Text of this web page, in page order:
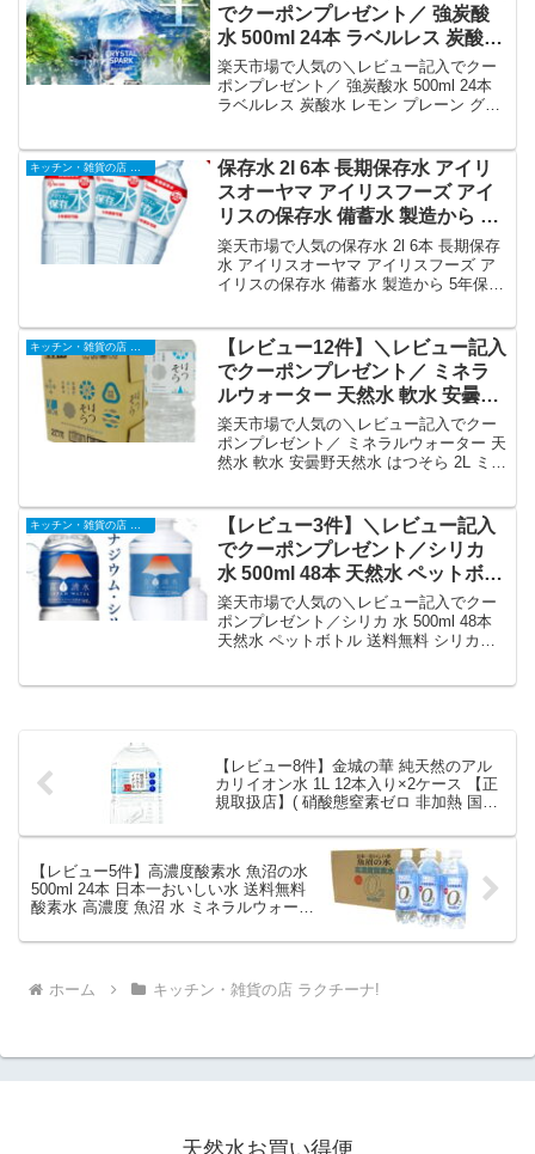
販売中（送料込み・ポイント1倍）。実ユ
ーザーレビュー0件・平均評価0の商品情
報・購入方法まとめ。
でクーポンプレゼント／ 強炭酸
水 500ml 24本 ラベルレス 炭酸水
レモン プレーン グレープフルー
ツ 送料無料 炭酸 24 富士山の強炭
酸水 ケース アイリスフーズ
パーク アイリスオーヤマ｜価
格・送料・ポイント還元まとめ
楽天市場で人気の＼レビュー記入でクー
ポンプレゼント／ 強炭酸水 500ml 24本
ラベルレス 炭酸水 レモン プレーン グレ
CRYSTALSPARK クリスタルスパーク ア
イリスオーヤマを徹底解説。キッチン・
雑貨の店 ラクチーナ!から1,580円で販売
中（送料込み・ポイント1倍）。実ユーザ
ーレビュー25件・平均評価4.84の商品情
報・購入方法まとめ。
キッチン・雑貨の店 ラクチーナ!
保存水 2l 6本 長期保存水 アイリ
スオーヤマ アイリスフーズ アイ
リスの保存水 備蓄水 製造から 5
年保存 防災グッズ 水 2リットル
ペットボトル 車載 防災 災害 備蓄
災害用水 長期保存 ナチュラル ミ
格・送料・ポイント還元まとめ
楽天市場で人気の保存水 2l 6本 長期保存
水 アイリスオーヤマ アイリスフーズ ア
イリスの保存水 備蓄水 製造から 5年保存
ナチュラル ミネラルウォーター 天然水 *
を徹底解説。キッチン・雑貨の店 ラクチ
ーナ!から1,280円で販売中（送料込み・
ポイント1倍）。実ユーザーレビュー0
件・平均評価0の商品情報・購入方法まと
め。
【レビュー12件】＼レビュー記入
でクーポンプレゼント／ ミネラ
ルウォーター 天然水 軟水 安曇野
天然水 はつそら 2L ミネラルウォ
ーター 天然水 軟水 2L 水 安曇野
6本セット 12本セット｜価格・送
楽天市場で人気の＼レビュー記入でクー
ポンプレゼント／ ミネラルウォーター 天
然水 軟水 安曇野天然水 はつそら 2L ミネ
チン・雑貨の店 ラクチーナ!から1,080円
で販売中（送料込み・ポイント1倍）。実
ユーザーレビュー12件・平均評価4.83の
商品情報・購入方法まとめ。
キッチン・雑貨の店 ラクチーナ!
【レビュー3件】＼レビュー記入
でクーポンプレゼント／シリカ
水 500ml 48本 天然水 ペットボト
ル 送料無料 シリカ水 ミネラルウ
ォーター 富士清水
JAPANWATER 飲料水 軟水 ウォ
格・送料・ポイント還元まとめ
楽天市場で人気の＼レビュー記入でクー
ポンプレゼント／シリカ 水 500ml 48本
天然水 ペットボトル 送料無料 シリカ水
ーザーレビュー3件・平均評価2.33の商品
情報・購入方法まとめ。
【レビュー8件】金城の華 純天然のアル
カリイオン水 1L 12本入り×2ケース 【正
規取扱店】( 硝酸態窒素ゼロ 非加熱 国産
)｜価格・送料・ポイント還元まとめ
【レビュー5件】高濃度酸素水 魚沼の水
500ml 24本 日本一おいしい水 送料無料
酸素水 高濃度 魚沼 水 ミネラルウォータ
省 お土産 敬老の日 お歳暮｜価格・送
ホーム
キッチン・雑貨の店 ラクチーナ!